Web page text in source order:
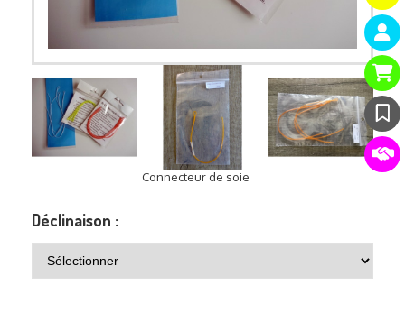
Connecteur de soie
Déclinaison :